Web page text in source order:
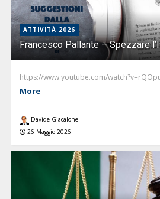
ATTIVITÀ 2026
Francesco Pallante – Spezzare
https://www.youtube.com/
More
Davide Giacalone
26 Maggio 2026